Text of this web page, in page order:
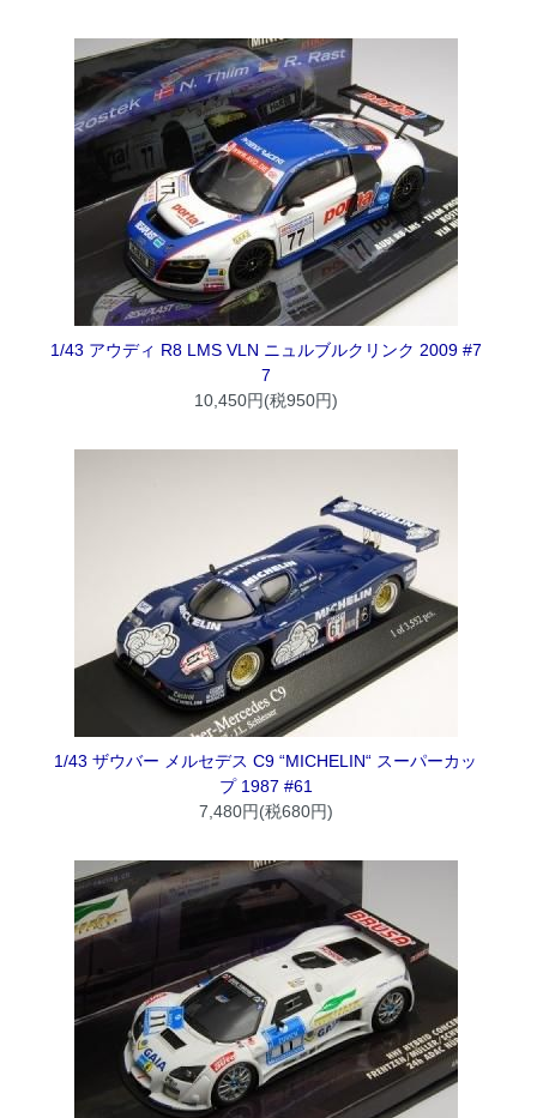
1/43 アウディ R8 LMS VLN ニュルブルクリンク 2009 #7
7
10,450円(税950円)
1/43 ザウバー メルセデス C9 “MICHELIN“ スーパーカッ
プ 1987 #61
7,480円(税680円)